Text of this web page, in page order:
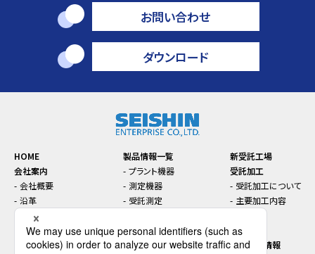
お問い合わせ
ダウンロード
HOME
会社案内
会社概要
沿革
本社・支店・工場案内
コンプライアンス
SDGsに関する取り組み
製品情報一覧
プラント機器
測定機器
受託測定
機能性材料
インライン／オンライン機
新受託工場
受託加工
受託加工について
主要加工内容
セミナー
先端技術情報